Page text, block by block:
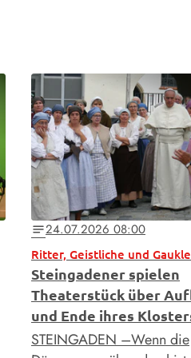
notes24.07.2026 08:00
Ritter, Geistliche und
Steingadener spielen
Theaterstück über
und Ende ihres
STEINGADEN –Wenn die